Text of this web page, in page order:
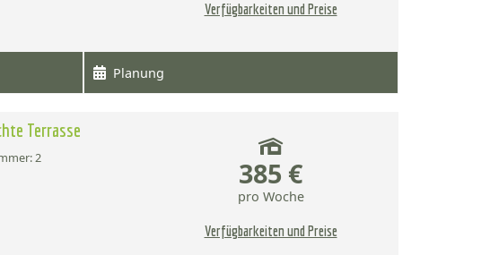
Verfügbarkeiten und Preise
Planung
Terrasse
2
385 €
pro Woche
Verfügbarkeiten und Preise